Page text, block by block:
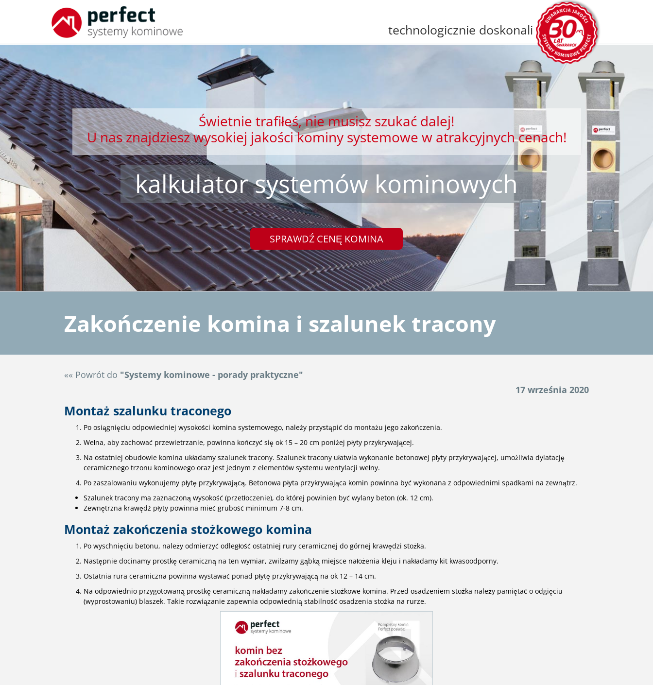
technologicznie doskonali
Świetnie trafiłeś, nie musisz szukać dalej!
U nas znajdziesz wysokiej jakości kominy systemowe w atrakcyjnych cenach!
kalkulator systemów kominowych
SPRAWDŹ CENĘ KOMINA
Zakończenie komina i szalunek tracony
«« Powrót do "Systemy kominowe - porady praktyczne"
17 września 2020
Montaż szalunku traconego
Po osiągnięciu odpowiedniej wysokości komina systemowego, należy przystąpić do montażu jego zakończenia.
Wełna, aby zachować przewietrzanie, powinna kończyć się ok 15 – 20 cm poniżej płyty przykrywającej.
Na ostatniej obudowie komina układamy szalunek tracony. Szalunek tracony ułatwia wykonanie betonowej płyty przykrywającej, umożliwia dylatację
ceramicznego trzonu kominowego oraz jest jednym z elementów systemu wentylacji wełny.
Po zaszalowaniu wykonujemy płytę przykrywającą. Betonowa płyta przykrywająca komin powinna być wykonana z odpowiednimi spadkami na zewnątrz.
Szalunek tracony ma zaznaczoną wysokość (przetłoczenie), do której powinien być wylany beton (ok. 12 cm).
Zewnętrzna krawędź płyty powinna mieć grubość minimum 7-8 cm.
Montaż zakończenia stożkowego komina
Po wyschnięciu betonu, należy odmierzyć odległość ostatniej rury ceramicznej do górnej krawędzi stożka.
Następnie docinamy prostkę ceramiczną na ten wymiar, zwilżamy gąbką miejsce nałożenia kleju i nakładamy kit kwasoodporny.
Ostatnia rura ceramiczna powinna wystawać ponad płytę przykrywającą na ok 12 – 14 cm.
Na odpowiednio przygotowaną prostkę ceramiczną nakładamy zakończenie stożkowe komina. Przed osadzeniem stożka należy pamiętać o odgięciu
(wyprostowaniu) blaszek. Takie rozwiązanie zapewnia odpowiednią stabilność osadzenia stożka na rurze.